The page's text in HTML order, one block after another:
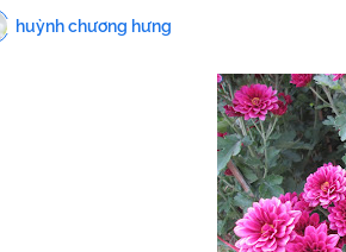
huỳnh chương hưng